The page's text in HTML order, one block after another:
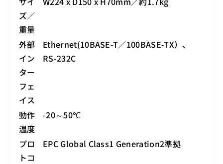
ズ／
重量
外部
イン
ター
フェ
イス
Ethernet(10BASE-T／100BASE-TX）、
RS-232C
動作
温度
-20～50℃
プロ
トコ
EPC Global Class1 Generation2準拠